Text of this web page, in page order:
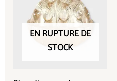
EN RUPTURE DE
STOCK